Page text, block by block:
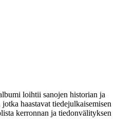
loihtii sanojen historian ja
haastavat tiedejulkaisemisen
kerronnan ja tiedonvälityksen